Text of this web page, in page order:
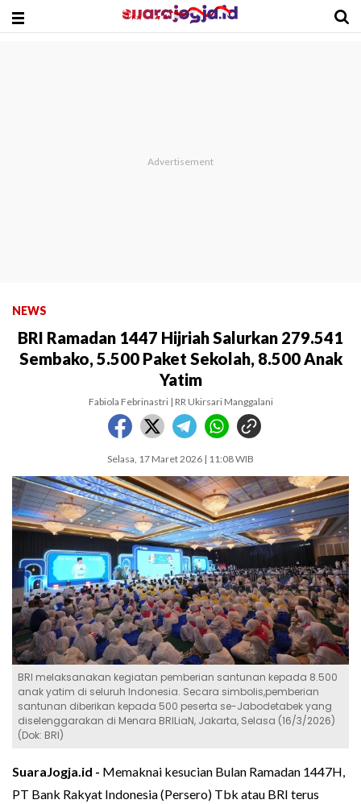
NEWS
BRI Ramadan 1447 Hijriah Salurkan 279.541
Sembako, 5.500 Paket Sekolah, 8.500 Anak
Yatim
Fabiola Febrinastri | RR Ukirsari Manggalani
Selasa, 17 Maret 2026 | 11:08 WIB
BRI melaksanakan kegiatan pemberian santunan kepada 8.500
anak yatim di seluruh Indonesia. Secara simbolis,pemberian
santunan diberikan kepada 500 peserta se-Jabodetabek yang
diselenggarakan di Menara BRILiaN, Jakarta, Selasa (16/3/2026)
(Dok: BRI)
SuaraJogja.id - Memaknai kesucian Bulan Ramadan 1447H,
PT Bank Rakyat Indonesia (Persero) Tbk atau BRI terus